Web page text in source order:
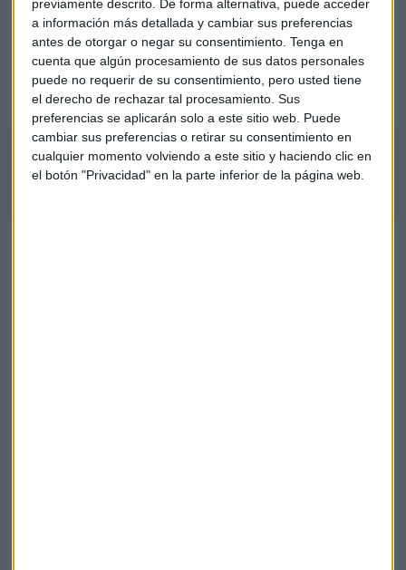
previamente descrito. De forma alternativa, puede acceder
a información más detallada y cambiar sus preferencias
antes de otorgar o negar su consentimiento. Tenga en
cuenta que algún procesamiento de sus datos personales
puede no requerir de su consentimiento, pero usted tiene
el derecho de rechazar tal procesamiento. Sus
preferencias se aplicarán solo a este sitio web. Puede
cambiar sus preferencias o retirar su consentimiento en
cualquier momento volviendo a este sitio y haciendo clic en
el botón "Privacidad" en la parte inferior de la página web.
Colonial, ¿momento de entrar?
Gerardo Ortega analiza las acciones de la socimi cotizada
en el Ibex 35.
El análisis técnico de Colonial, por Gerardo Ortega